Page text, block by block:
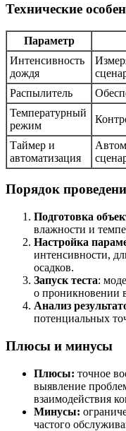
Технические
Параметр
Интенсивность
дождя
Распылитель
Температурный
режим
Таймер и
автоматизация
Порядок
Подготовка
влажности и
Настройка
интенсивности,
осадков.
Запуск теста:
о проникновении
Анализ
потенциальных
Плюсы и минусы
Плюсы: точное
выявление
взаимодействия
Минусы:
частого